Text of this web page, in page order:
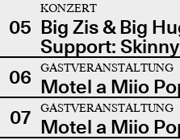
05
KONZERT
Big Zis & Big
Support:
06
GASTVERANSTALTUNG
Motel a Miio
07
GASTVERANSTALTUNG
Motel a Miio